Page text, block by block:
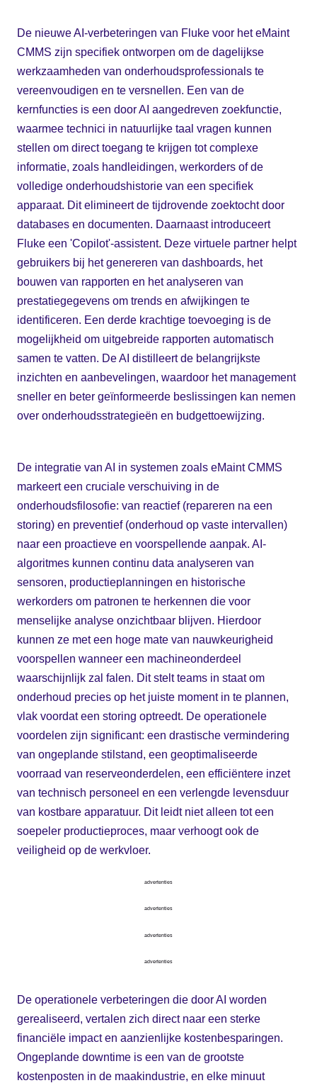
De nieuwe AI-verbeteringen van Fluke voor het eMaint
CMMS zijn specifiek ontworpen om de dagelijkse
werkzaamheden van onderhoudsprofessionals te
vereenvoudigen en te versnellen. Een van de
kernfuncties is een door AI aangedreven zoekfunctie,
waarmee technici in natuurlijke taal vragen kunnen
stellen om direct toegang te krijgen tot complexe
informatie, zoals handleidingen, werkorders of de
volledige onderhoudshistorie van een specifiek
apparaat. Dit elimineert de tijdrovende zoektocht door
databases en documenten. Daarnaast introduceert
Fluke een 'Copilot'-assistent. Deze virtuele partner helpt
gebruikers bij het genereren van dashboards, het
bouwen van rapporten en het analyseren van
prestatiegegevens om trends en afwijkingen te
identificeren. Een derde krachtige toevoeging is de
mogelijkheid om uitgebreide rapporten automatisch
samen te vatten. De AI distilleert de belangrijkste
inzichten en aanbevelingen, waardoor het management
sneller en beter geïnformeerde beslissingen kan nemen
over onderhoudsstrategieën en budgettoewijzing.
De integratie van AI in systemen zoals eMaint CMMS
markeert een cruciale verschuiving in de
onderhoudsfilosofie: van reactief (repareren na een
storing) en preventief (onderhoud op vaste intervallen)
naar een proactieve en voorspellende aanpak. AI-
algoritmes kunnen continu data analyseren van
sensoren, productieplanningen en historische
werkorders om patronen te herkennen die voor
menselijke analyse onzichtbaar blijven. Hierdoor
kunnen ze met een hoge mate van nauwkeurigheid
voorspellen wanneer een machineonderdeel
waarschijnlijk zal falen. Dit stelt teams in staat om
onderhoud precies op het juiste moment in te plannen,
vlak voordat een storing optreedt. De operationele
voordelen zijn significant: een drastische vermindering
van ongeplande stilstand, een geoptimaliseerde
voorraad van reserveonderdelen, een efficiëntere inzet
van technisch personeel en een verlengde levensduur
van kostbare apparatuur. Dit leidt niet alleen tot een
soepeler productieproces, maar verhoogt ook de
veiligheid op de werkvloer.
advertenties
advertenties
advertenties
advertenties
De operationele verbeteringen die door AI worden
gerealiseerd, vertalen zich direct naar een sterke
financiële impact en aanzienlijke kostenbesparingen.
Ongeplande downtime is een van de grootste
kostenposten in de maakindustrie, en elke minuut